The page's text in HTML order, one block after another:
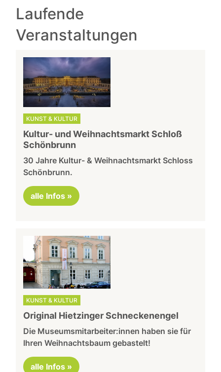
Laufende
Veranstaltungen
KUNST & KULTUR
Kultur- und Weihnachtsmarkt Schloß
Schönbrunn
30 Jahre Kultur- & Weihnachtsmarkt Schloss
Schönbrunn.
alle Infos »
KUNST & KULTUR
Original Hietzinger Schneckenengel
Die Museumsmitarbeiter:innen haben sie für
Ihren Weihnachtsbaum gebastelt!
alle Infos »